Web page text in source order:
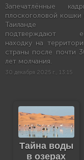
Запечатлённые
плоскоголовой кошки
Таиланде
подтверждают
находку на
страны после почти
лет молчания.
30 декабря 2025 г., 13:15
Тайна воды
в озерах